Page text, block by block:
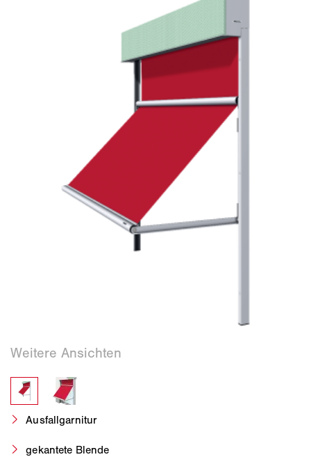
Ausfallgarnitur
gekantete Blende